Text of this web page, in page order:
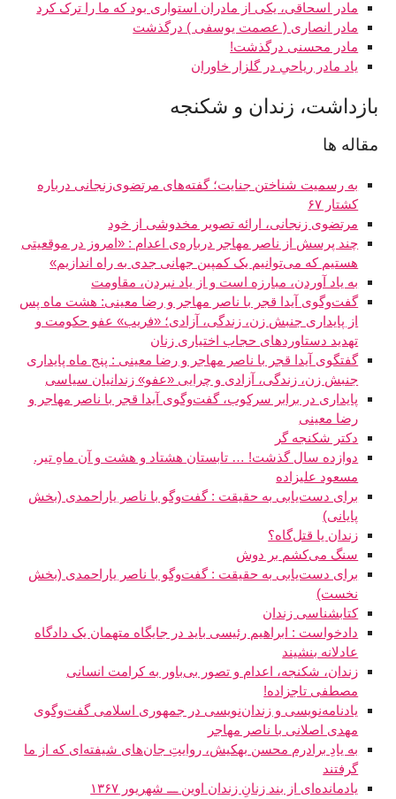
مادر اسحاقی، یکی از مادران استواری بود که ما را ترک کرد
مادر انصاری ( عصمت یوسفی ) درگذشت
مادر محسنی درگذشت!
ياد مادر رياحي در گلزار خاوران
بازداشت، زندان و شکنجه
مقاله ها
به رسمیت شناختن جنایت؛ گفته‌های مرتضوی‌زنجانی درباره
کشتار ۶۷
مرتضوی زنجانی، ارائه تصویر مخدوشی از خود
چند پرسش از ناصر مهاجر درباره‌ی اعدام : «امروز در موقعیتی
هستیم که می‌توانیم یک کمپین جهانی جدی به راه اندازیم»
به یاد آوردن، مبارزه است و از یاد نبردن، مقاومت
گفت‌وگوی آیدا قجر با ناصر مهاجر و رضا معینی: هشت ماه پس
از پایداری جنبش زن، زندگی، آزادی؛ «فریب» عفو حکومت و
تهدید دستاوردهای حجاب اختیاری زنان
گفتگوی آیدا قجر با ناصر مهاجر و رضا معینی : پنج ماه پایداری
جنبش زن، زندگی، آزادی و چرایی «عفو» زندانیان سیاسی
پایداری در برابر سرکوب، گفت‌وگوی آیدا قجر با ناصر مهاجر و
رضا معینی
دکتر شکنجه گر
دوازده سال گذشت! … تابستان هشتاد و هشت و آن ماهِ تیر.
مسعود عليزاده
برای دست‌یابی به حقیقت : گفت‌وگو با ناصر یاراحمدی (بخش
پایانی)
زندان یا قتل‌گاه؟
سنگ می‌کشم بر دوش
برای دست‌یابی به حقیقت : گفت‌وگو با ناصر یاراحمدی (بخش
نخست)
کتابشناسی زندان
دادخواست : ابراهیم رئیسی باید در جایگاه متهمان یک دادگاه
عادلانه بنشیند
زندان، شکنجه، اعدام و تصور بی‌باور به کرامت انسانی
مصطفی تاجزاده!
یادنامه‌نویسی و زندان‌نویسی در جمهوری اسلامی گفت‌و‌گوی
مهدی اصلانی با ناصر مهاجر
به یادِ برادرم محسن بهکیش، روایتِ جان‌های شیفته‌ای که از ما
گرفتند
یادمانده‌‌ای از بند زنانِ زندان اوین ـــ شهریور ۱۳۶۷